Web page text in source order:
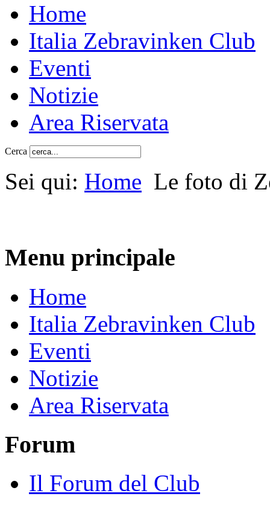
Home
Italia Zebravinken Club
Eventi
Notizie
Area Riservata
Cerca
Sei qui: Home Le foto di
Menu principale
Home
Italia Zebravinken Club
Eventi
Notizie
Area Riservata
Forum
Il Forum del Club